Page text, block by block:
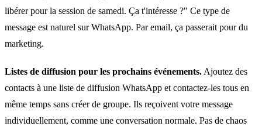
libérer pour la session de samedi. Ça t'intéresse ?" Ce type de
message est naturel sur WhatsApp. Par email, ça passerait pour du
marketing.
Listes de diffusion pour les prochains événements. Ajoutez des
contacts à une liste de diffusion WhatsApp et contactez-les tous en
même temps sans créer de groupe. Ils reçoivent votre message
individuellement, comme une conversation normale. Pas de chaos